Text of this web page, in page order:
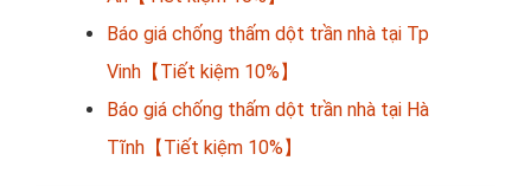
Báo giá chống thấm dột trần nhà tại Tp
Vinh【Tiết kiệm 10%】
Báo giá chống thấm dột trần nhà tại Hà
Tĩnh【Tiết kiệm 10%】